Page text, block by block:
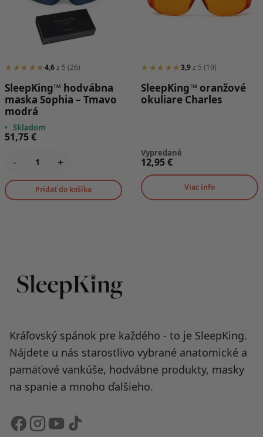
★★★★★4,6 z 5 (26)
SleepKing™ hodvábna
maska Sophia – Tmavo
modrá
• Skladom
51,75€
- +
Pridať do košíka
★★★★★3,9 z 5 (19)
SleepKing™ oranžové
okuliare Charles
Vypredané
12,95€
Viac info
Kráľovský spánok pre každého - to je SleepKing.
Nájdete u nás starostlivo vybrané anatomické a
pamäťové vankúše, hodvábne produkty, masky
na spanie a mnoho ďalšieho.